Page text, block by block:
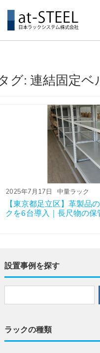
グ: 連結固定ベ
2025年7月17日 中量ラック
【東京都足立区】革製品
クを6台導入｜長尺物の
設置事例を探す
ラックの種類